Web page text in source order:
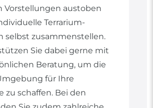
Vorstellungen austoben
Terrarium-
selbst zusammenstellen.
Sie dabei gerne mit
Beratung, um die
für Ihre
zu schaffen. Bei den